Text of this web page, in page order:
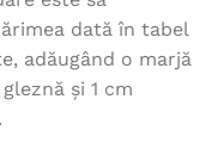
dată în tabel
adăugând o marjă
și 1 cm